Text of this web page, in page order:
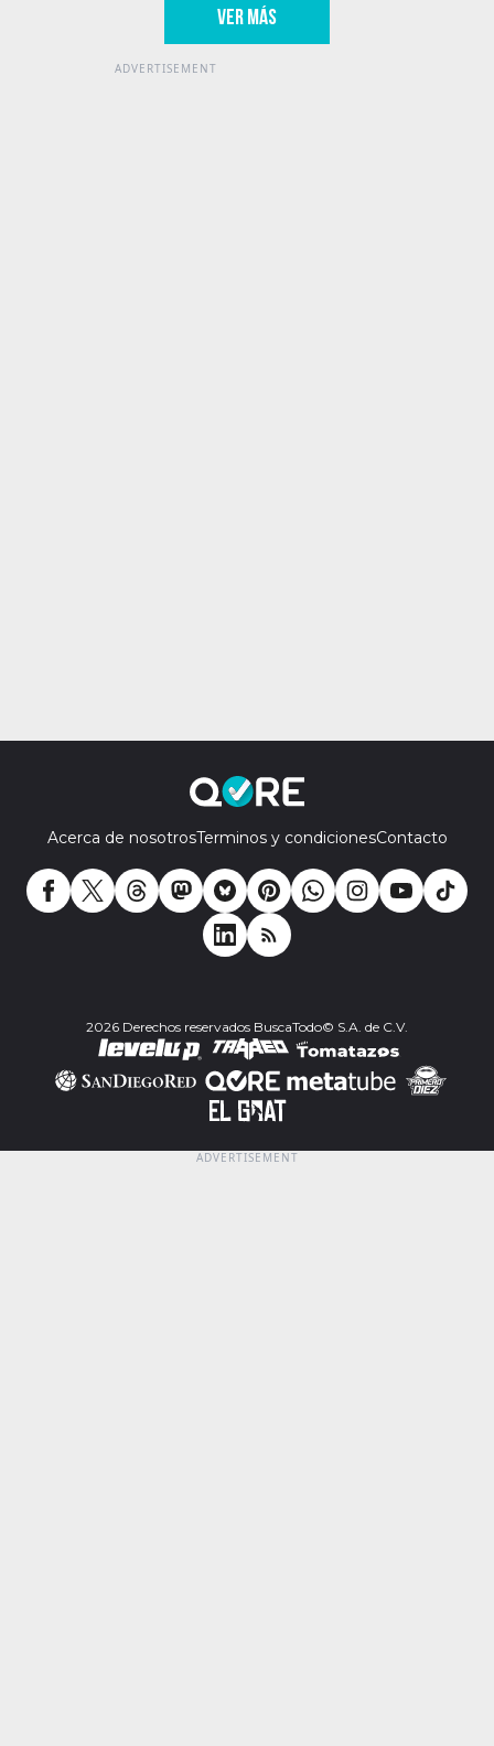
VER MÁS
Acerca de nosotrosTerminos y condicionesContacto
2026 Derechos reservados BuscaTodo© S.A. de C.V.